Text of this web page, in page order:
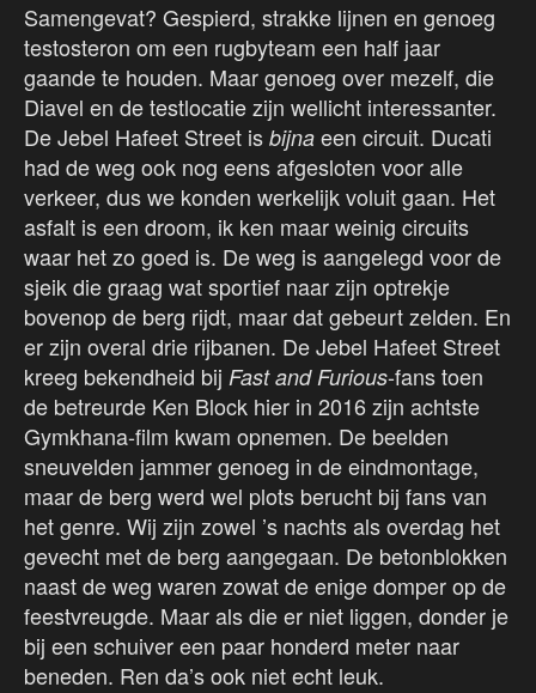
Samengevat? Gespierd, strakke lijnen en genoeg
testosteron om een rugbyteam een half jaar
gaande te houden. Maar genoeg over mezelf, die
Diavel en de testlocatie zijn wellicht interessanter.
De Jebel Hafeet Street is bijna een circuit. Ducati
had de weg ook nog eens afgesloten voor alle
verkeer, dus we konden werkelijk voluit gaan. Het
asfalt is een droom, ik ken maar weinig circuits
waar het zo goed is. De weg is aangelegd voor de
sjeik die graag wat sportief naar zijn optrekje
bovenop de berg rijdt, maar dat gebeurt zelden. En
er zijn overal drie rijbanen. De Jebel Hafeet Street
kreeg bekendheid bij Fast and Furious-fans toen
de betreurde Ken Block hier in 2016 zijn achtste
Gymkhana-film kwam opnemen. De beelden
sneuvelden jammer genoeg in de eindmontage,
maar de berg werd wel plots berucht bij fans van
het genre. Wij zijn zowel ’s nachts als overdag het
gevecht met de berg aangegaan. De betonblokken
naast de weg waren zowat de enige domper op de
feestvreugde. Maar als die er niet liggen, donder je
bij een schuiver een paar honderd meter naar
beneden. Ren da’s ook niet echt leuk.